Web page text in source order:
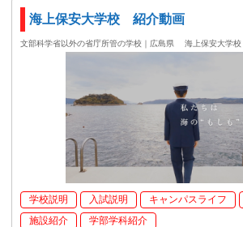
海上保安大学校 紹介動画
文部科学省以外の省庁所管の学校｜広島県 海上保安大学校
学校説明 入試説明 キャンパスライフ
施設紹介
学部学科紹介